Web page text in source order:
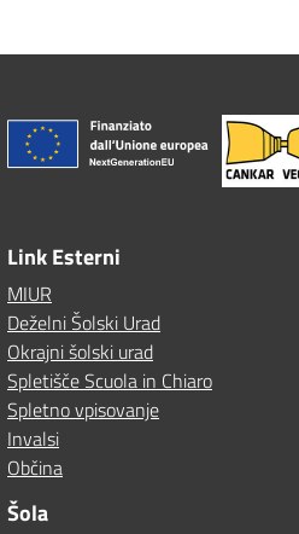
Link Esterni
MIUR
Deželni Šolski Urad
Okrajni šolski urad
Spletišče Scuola in Chiaro
Spletno vpisovanje
Invalsi
Občina
Šola